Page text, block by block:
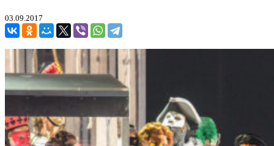
03.09.2017